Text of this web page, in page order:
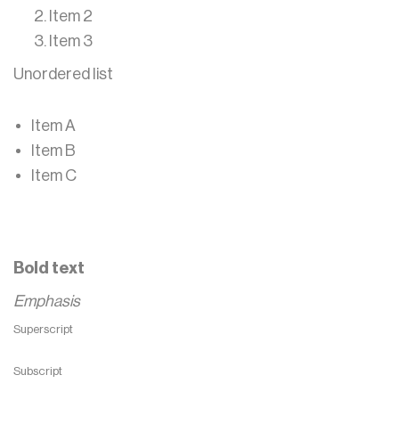
Item 2
Item 3
Unordered list
Item A
Item B
Item C
Bold text
Emphasis
Superscript
Subscript